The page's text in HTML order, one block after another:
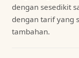
dengan sesedikit
dengan tarif yang
tambahan.